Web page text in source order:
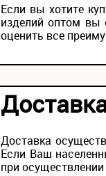
Если вы хотите
изделий оптом вы
оценить все
Доставка
Если Ваш
при